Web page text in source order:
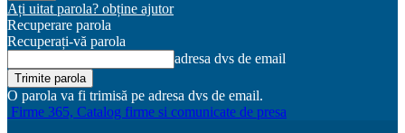
Ați uitat parola? obține ajutor
Recuperare parola
Recuperați-vă parola
adresa dvs de email
O parola va fi trimisă pe adresa dvs de email.
Firme 365, Catalog firme si comunicate de presa